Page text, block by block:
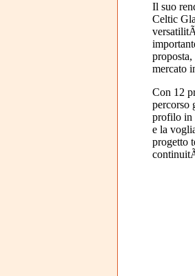
Il suo
Celtic
proposta,
mercato
Con 12
percorso
profilo in
e la
progetto